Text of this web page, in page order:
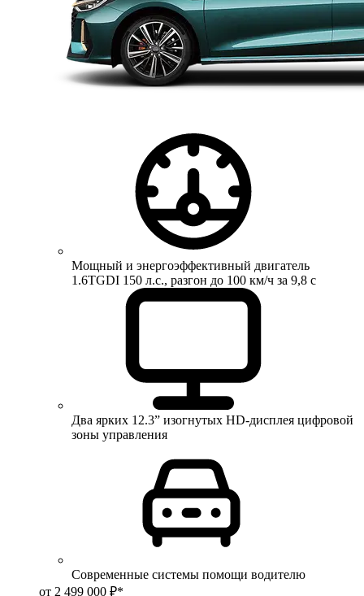
Мощный и энергоэффективный двигатель
1.6TGDI 150 л.с., разгон до 100 км/ч за 9,8 с
Два ярких 12.3” изогнутых HD-дисплея цифровой
зоны управления
Современные системы помощи водителю
от 2 499 000 ₽*